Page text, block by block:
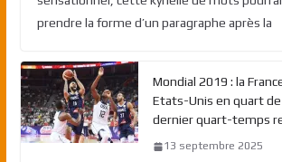
prendre la forme d’un paragraphe après la
Mondial 2019 : la
Etats-Unis en quart
dernier quart-temps
13 septembre 2025